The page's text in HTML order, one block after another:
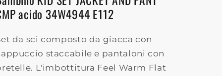
acido 34W4944 E112
da sci composto da giacca con
staccabile e pantaloni con
L'imbottitura Feel Warm Flat